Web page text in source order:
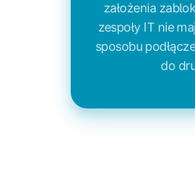
założenia
zespoły IT nie
sposobu
do